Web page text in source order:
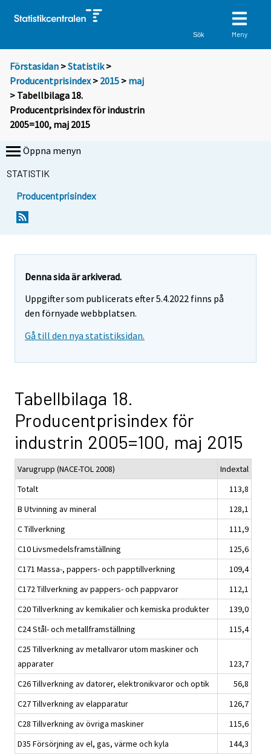
Sök Meny
Förstasidan >Statistik >
Producentprisindex> 2015 > maj
> Tabellbilaga 18.
Producentprisindex för industrin
2005=100, maj 2015
Öppna menyn
STATISTIK
Producentprisindex
Denna sida är arkiverad.
Uppgifter som publicerats efter 5.4.2022 finns på
den förnyade webbplatsen.
Gå till den nya statistiksidan.
Tabellbilaga 18.
Producentprisindex för
industrin 2005=100, maj 2015
Varugrupp (NACE-TOL 2008)
Indextal
Totalt
113,8
B Utvinning av mineral
128,1
C Tillverkning
111,9
C10 Livsmedelsframställning
125,6
C171 Massa-, pappers- och papptillverkning
109,4
C172 Tillverkning av pappers- och pappvaror
112,1
C20 Tillverkning av kemikalier och kemiska produkter
139,0
C24 Stål- och metallframställning
115,4
C25 Tillverkning av metallvaror utom maskiner och
apparater
123,7
C26 Tillverkning av datorer, elektronikvaror och optik
56,8
C27 Tillverkning av elapparatur
126,7
C28 Tillverkning av övriga maskiner
115,6
D35 Försörjning av el, gas, värme och kyla
144,3